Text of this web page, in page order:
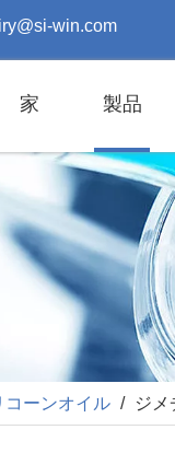
win.com
家 製品
コーンオイル / ジメ